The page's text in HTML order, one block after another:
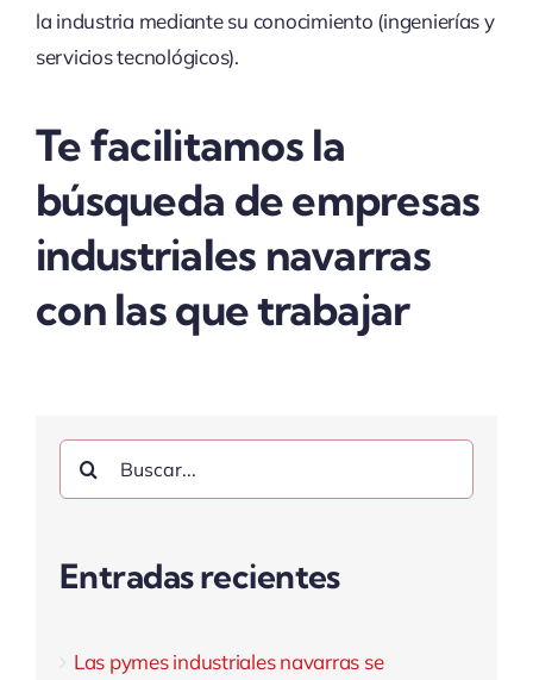
la industria mediante su conocimiento (ingenierías y
servicios tecnológicos).
Te facilitamos la
búsqueda de empresas
industriales navarras
con las que trabajar
Buscar:
Entradas recientes
Las pymes industriales navarras se